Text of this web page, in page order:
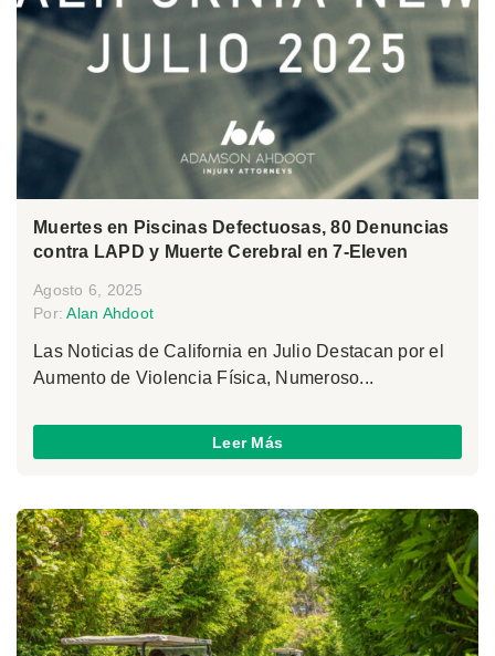
Muertes en Piscinas Defectuosas, 80 Denuncias
contra LAPD y Muerte Cerebral en 7-Eleven
Agosto 6, 2025
Por:Alan Ahdoot
Las Noticias de California en Julio Destacan por el
Aumento de Violencia Física, Numeroso...
Leer Más